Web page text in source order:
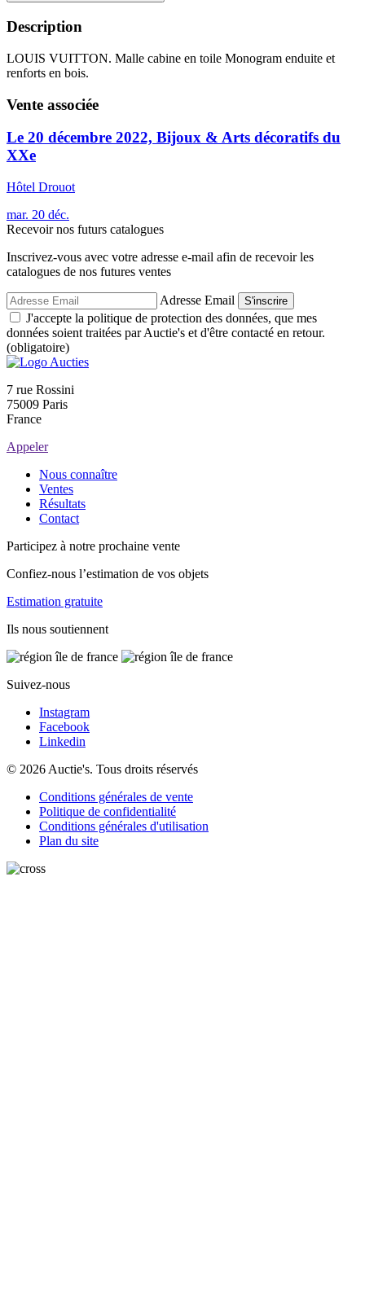
Description
LOUIS VUITTON. Malle cabine en toile Monogram enduite et
renforts en bois.
Vente associée
Le 20 décembre 2022, Bijoux & Arts décoratifs du
XXe
Hôtel Drouot
mar. 20 déc.
Recevoir nos futurs catalogues
Inscrivez-vous avec votre adresse e-mail afin de recevoir les
catalogues de nos futures ventes
Adresse Email S'inscrire
J'accepte la politique de protection des données, que mes
données soient traitées par Auctie's et d'être contacté en retour.
(obligatoire)
7 rue Rossini
75009 Paris
France
Appeler
Nous connaître
Ventes
Résultats
Contact
Participez à notre prochaine vente
Confiez-nous l’estimation de vos objets
Estimation gratuite
Ils nous soutiennent
Suivez-nous
Instagram
Facebook
Linkedin
© 2026 Auctie's. Tous droits réservés
Conditions générales de vente
Politique de confidentialité
Conditions générales d'utilisation
Plan du site